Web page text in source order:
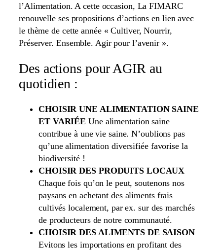
l’Alimentation. A cette occasion, La FIMARC
renouvelle ses propositions d’actions en lien avec
le thème de cette année « Cultiver, Nourrir,
Préserver. Ensemble. Agir pour l’avenir ».
Des actions pour AGIR au
quotidien :
CHOISIR UNE ALIMENTATION SAINE
ET VARIÉEUne alimentation saine
contribue à une vie saine. N’oublions pas
qu’une alimentation diversifiée favorise la
biodiversité !
CHOISIR DES PRODUITS LOCAUX
Chaque fois qu’on le peut, soutenons nos
paysans en achetant des aliments frais
cultivés localement, par ex. sur des marchés
de producteurs de notre communauté.
CHOISIR DES ALIMENTS DE SAISON
Evitons les importations en profitant des